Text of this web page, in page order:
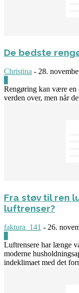
De bedste
Christina - 28.
Rengøring kan være en
verden over, men når
Fra støv til ren
luftrenser?
faktura_141 - 26.
Luftrensere har længe
moderne
indeklimaet med det